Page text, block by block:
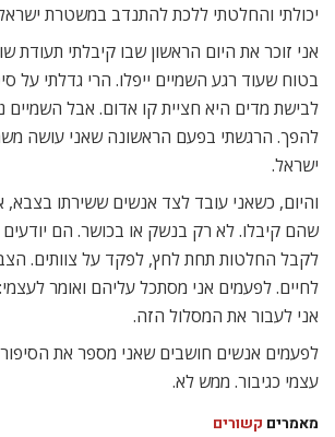
יכולתי והחלטתי ללכת להתנדב במשטרת
אני זוכר את היום הראשון שבו קיבלתי תעודת
בטוח שעוד רגע השמיים ייפלו. הרי גדלתי על
לבישת מדים היא חציית קו אדום. אבל השמיים
להפך. הרגשתי בפעם הראשונה שאני עושה
ישראל.
והיום, כשאני עובד לצד אנשים ששירתו בצבא,
שהם קיבלו. לא רק בנשק או בכושר. הם יודעים
לקבל החלטות תחת לחץ, לפקד על צוותים.
לחיים. לפעמים אני מסתכל עליהם ואומר
אני לעבור את המסלול הזה.
לפעמים אנשים חושבים שאני מספר את
עצמי כגיבור. ממש לא.
מאמרים קשורים